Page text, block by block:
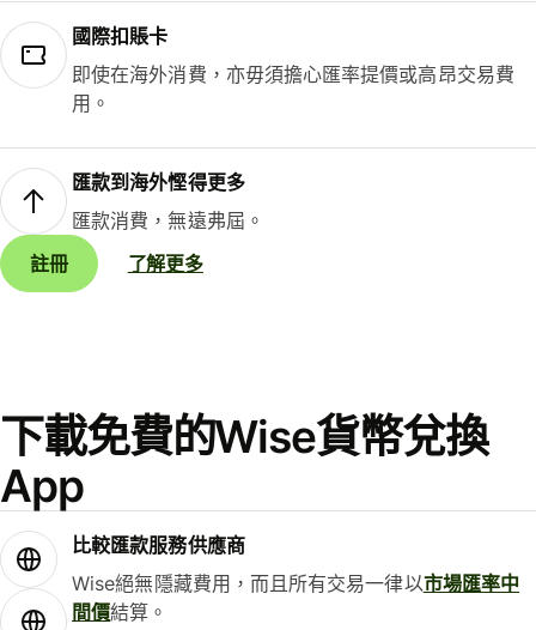
國際扣賬卡
即使在海外消費，亦毋須擔心匯率提價或高昂交易費
用。
匯款到海外慳得更多
匯款消費，無遠弗屆。
註冊
了解更多
下載免費的Wise貨幣兌換
App
比較匯款服務供應商
Wise絕無隱藏費用，而且所有交易一律以市場匯率中
間價結算。